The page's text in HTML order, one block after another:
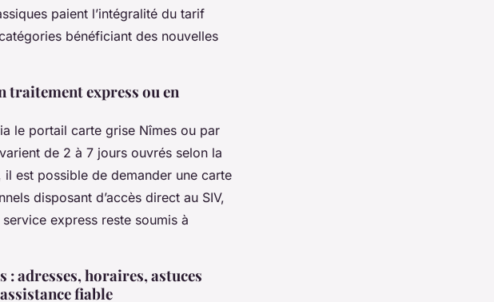
paient l’intégralité du tarif
bénéficiant des nouvelles
traitement express ou en
le portail carte grise Nîmes ou par
de 2 à 7 jours ouvrés selon la
est possible de demander une carte
disposant d’accès direct au SIV,
express reste soumis à
: adresses, horaires, astuces
fiable